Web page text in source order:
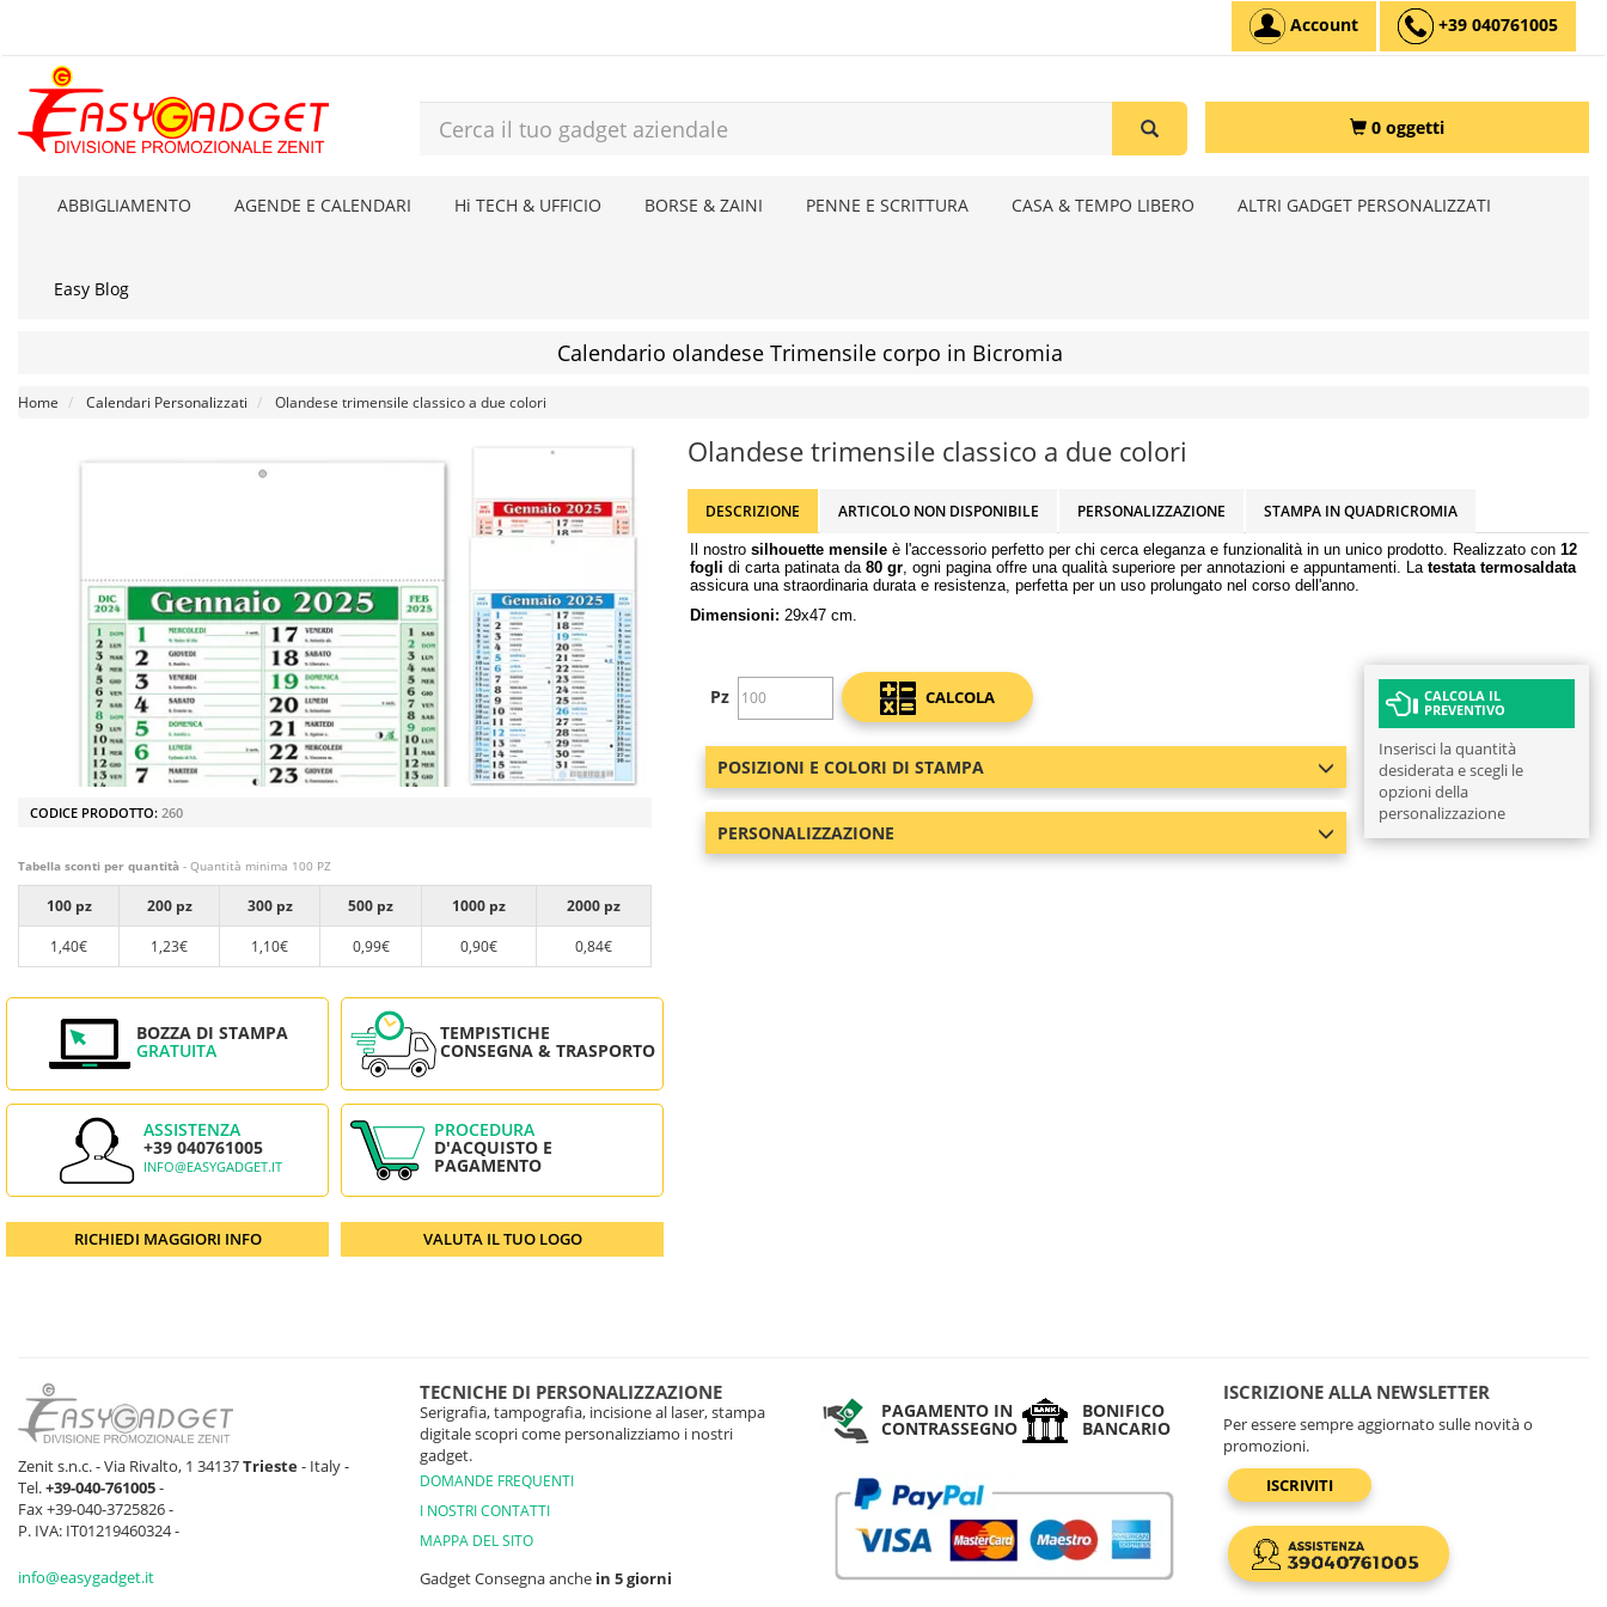
Account +39 040761005
0 oggetti
ABBIGLIAMENTO AGENDE E CALENDARI Hi TECH & UFFICIO BORSE & ZAINI PENNE E SCRITTURA CASA & TEMPO LIBERO ALTRI GADGET PERSONALIZZATI
Easy Blog
Calendario olandese Trimensile corpo in Bicromia
Home Calendari Personalizzati Olandese trimensile classico a due colori
CODICE PRODOTTO: 260
Tabella sconti per quantità - Quantità minima 100 PZ
100 pz 200 pz 300 pz 500 pz 1000 pz
2000 pz
1,40€
1,23€ 1,10€ 0,99€ 0,90€ 0,84€
BOZZA DI STAMPA
GRATUITA
TEMPISTICHE
CONSEGNA & TRASPORTO
ASSISTENZA
+39 040761005
INFO@EASYGADGET.IT
PROCEDURA
D'ACQUISTO E
PAGAMENTO
RICHIEDI MAGGIORI INFO VALUTA IL TUO LOGO
Olandese trimensile classico a due colori
DESCRIZIONE ARTICOLO NON DISPONIBILE PERSONALIZZAZIONE STAMPA IN QUADRICROMIA
Il nostro silhouette mensile è l'accessorio perfetto per chi cerca eleganza e funzionalità in un unico prodotto. Realizzato con 12
fogli di carta patinata da 80 gr, ogni pagina offre una qualità superiore per annotazioni e appuntamenti. La testata termosaldata
assicura una straordinaria durata e resistenza, perfetta per un uso prolungato nel corso dell'anno.
Dimensioni: 29x47 cm.
Pz CALCOLA
POSIZIONI E COLORI DI STAMPA
PERSONALIZZAZIONE
CALCOLA IL
PREVENTIVO
Inserisci la quantità
desiderata e scegli le
opzioni della
personalizzazione
Zenit s.n.c. - Via Rivalto, 1 34137Trieste- Italy -
Tel.+39-040-761005-
Fax +39-040-3725826 -
P. IVA: IT01219460324 -
info@easygadget.it
TECNICHE DI PERSONALIZZAZIONE
Serigrafia, tampografia, incisione al laser, stampa
digitale scopri come personalizziamo i nostri
gadget.
DOMANDE FREQUENTI
I NOSTRI CONTATTI
MAPPA DEL SITO
Gadget Consegna anche in 5 giorni
PAGAMENTO IN
CONTRASSEGNO
BONIFICO
BANCARIO
ISCRIZIONE ALLA NEWSLETTER
Per essere sempre aggiornato sulle novità o
promozioni.
ISCRIVITI